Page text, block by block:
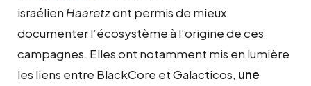
israélien Haaretzont permis de mieux
documenter l’écosystème à l’origine de ces
campagnes. Elles ont notamment mis en lumière
les liens entre BlackCore et Galacticos, une